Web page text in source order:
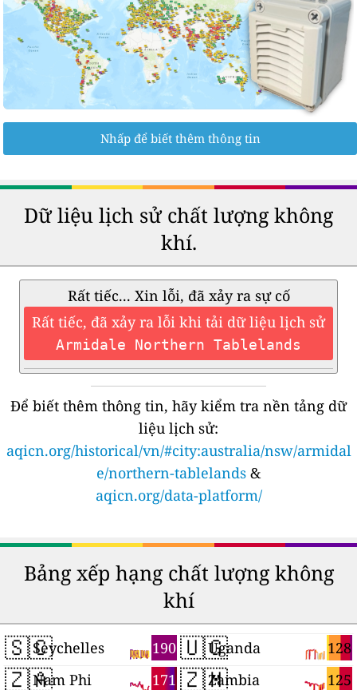
Nhấp để biết thêm thông tin
Dữ liệu lịch sử chất lượng không
khí.
Rất tiếc... Xin lỗi, đã xảy ra sự cố
Rất tiếc, đã xảy ra lỗi khi tải dữ liệu lịch sử
Armidale Northern Tablelands
Để biết thêm thông tin, hãy kiểm tra nền tảng dữ
liệu lịch sử:
aqicn.org/historical/vn/#city:australia/nsw/armidal
e/northern-tablelands &
aqicn.org/data-platform/
Bảng xếp hạng chất lượng không
khí
🇸🇨 190
Seychelles
🇿🇦 171
Nam Phi
🇺🇬 128
Uganda
🇿🇲 125
Zambia